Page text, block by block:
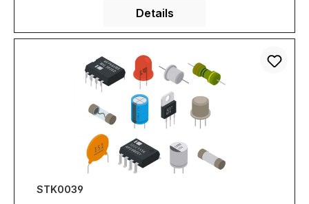
Details
STK0039